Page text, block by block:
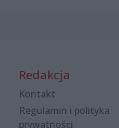
Redakcja
Kontakt
Regulamin i polityka
prywatności